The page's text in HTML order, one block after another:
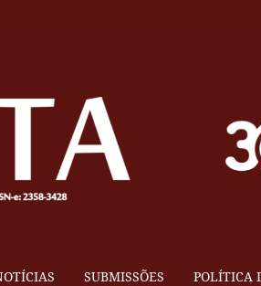
SUBMISSÕES POLÍTICA